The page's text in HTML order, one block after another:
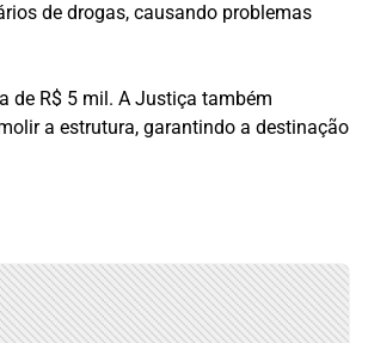
de drogas, causando problemas
de R$ 5 mil. A Justiça também
a estrutura, garantindo a destinação